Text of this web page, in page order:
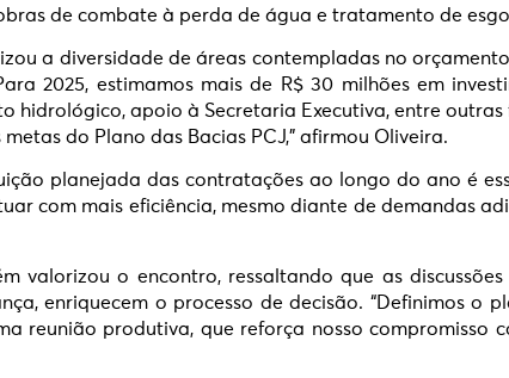
de combate à perda de água e tratamento de
a diversidade de áreas contempladas no
2025, estimamos mais de R$ 30 milhões em
hidrológico, apoio à Secretaria Executiva, entre
do Plano das Bacias PCJ,” afirmou Oliveira.
planejada das contratações ao longo do ano é
com mais eficiência, mesmo diante de demandas
valorizou o encontro, ressaltando que as
enriquecem o processo de decisão. “Definimos o
reunião produtiva, que reforça nosso compromisso